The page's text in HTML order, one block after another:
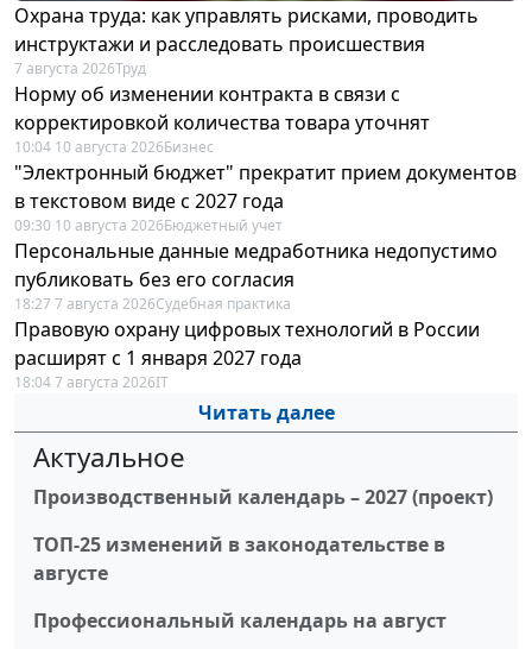
Охрана труда: как управлять рисками, проводить
инструктажи и расследовать происшествия
7 августа 2026Труд
Норму об изменении контракта в связи с
корректировкой количества товара уточнят
10:04 10 августа 2026Бизнес
"Электронный бюджет" прекратит прием документов
в текстовом виде с 2027 года
09:30 10 августа 2026Бюджетный учет
Персональные данные медработника недопустимо
публиковать без его согласия
18:27 7 августа 2026Судебная практика
Правовую охрану цифровых технологий в России
расширят с 1 января 2027 года
18:04 7 августа 2026IT
Читать далее
Актуальное
Производственный календарь – 2027 (проект)
ТОП-25 изменений в законодательстве в
августе
Профессиональный календарь на август